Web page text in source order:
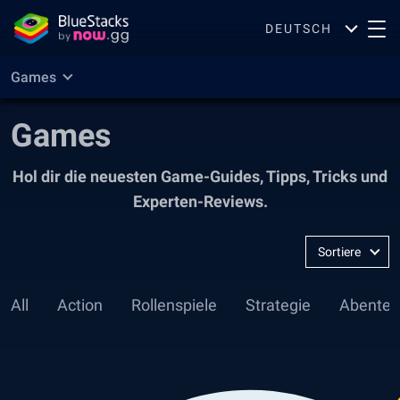
DEUTSCH
Games
Games
Hol dir die neuesten Game-Guides, Tipps, Tricks und
Experten-Reviews.
All Action Rollenspiele Strategie
Sortiere
Neueste